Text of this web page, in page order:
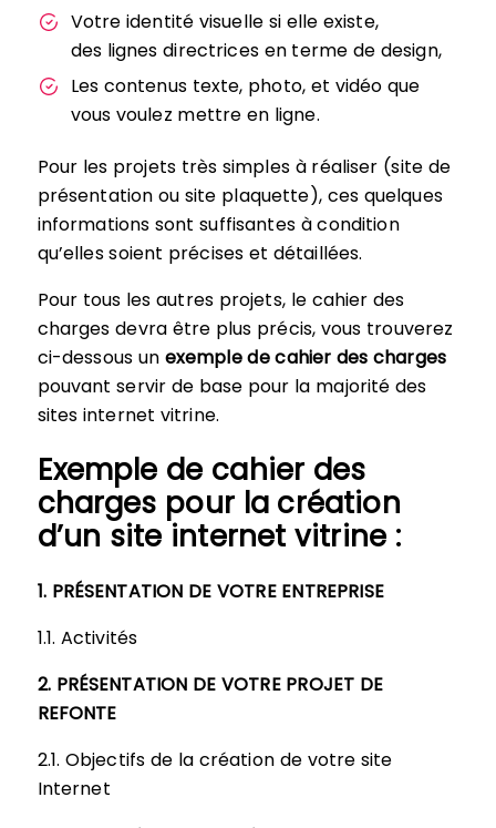
Votre identité visuelle si elle existe,
des lignes directrices en terme de design,
Les contenus texte, photo, et vidéo que
vous voulez mettre en ligne.
Pour les projets très simples à réaliser (site de
présentation ou site plaquette), ces quelques
informations sont suffisantes à condition
qu’elles soient précises et détaillées.
Pour tous les autres projets, le cahier des
charges devra être plus précis, vous trouverez
ci-dessous un exemple de cahier des charges
pouvant servir de base pour la majorité des
sites internet vitrine.
Exemple de cahier des
charges pour la création
d’un site internet vitrine :
1. PRÉSENTATION DE VOTRE ENTREPRISE
1.1. Activités
2. PRÉSENTATION DE VOTRE PROJET DE
REFONTE
2.1. Objectifs de la création de votre site
Internet